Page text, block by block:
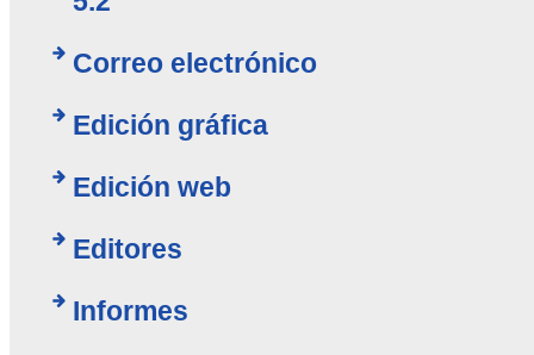
Correo electrónico
Edición gráfica
Edición web
Editores
Informes